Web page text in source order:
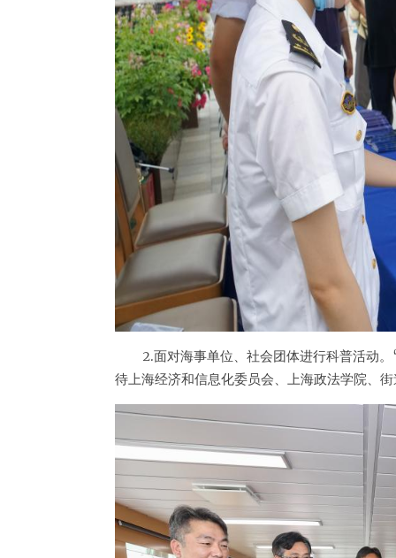
2.面对海事单位、社会团体进行科普活动
待上海经济和信息化委员会、上海政法学院、